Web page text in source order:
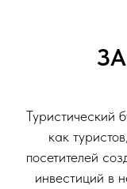
Туристический
как
посетителей
инвестиций в